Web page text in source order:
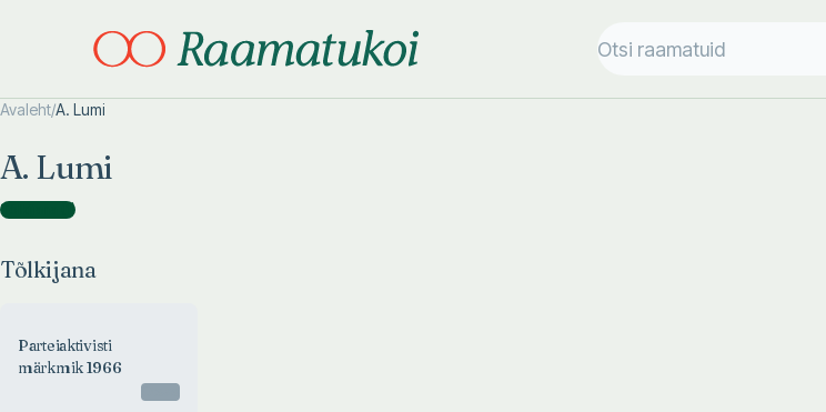
Avaleht/A. Lumi
A. Lumi
Tõlkijana )
Tõlkijana
Parteiaktivisti
märkmik 1966